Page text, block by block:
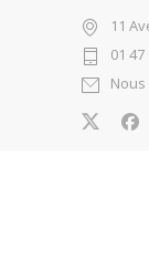
11
01 47